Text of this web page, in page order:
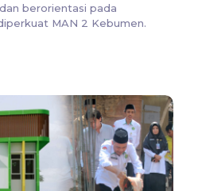
berorientasi pada
MAN 2 Kebumen.
No Comments